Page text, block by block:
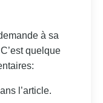
à sa
quelque
l’article.